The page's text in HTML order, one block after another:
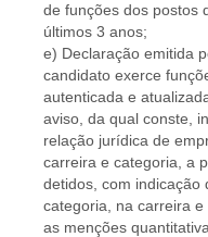
de funções dos postos
últimos 3 anos;
e) Declaração emitida
candidato exerce
autenticada e
aviso, da qual conste,
relação jurídica de
carreira e categoria, a
detidos, com indicação
categoria, na carreira
as menções